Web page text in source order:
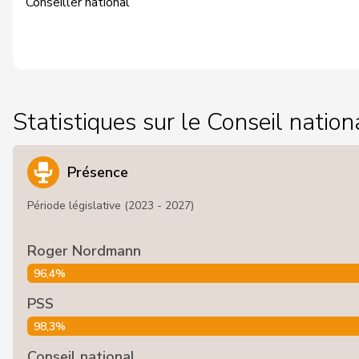
Statistiques sur le Conseil
Présence
Période législative (2023 - 2027)
Roger Nordmann
96,4%
PSS
98,3%